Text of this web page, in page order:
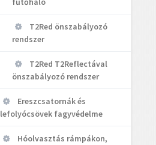
T2Red önszabályozó
rendszer
T2Red T2Reflectával
önszabályozó rendszer
Ereszcsatornák és
lefolyócsövek fagyvédelme
Hóolvasztás rámpákon,